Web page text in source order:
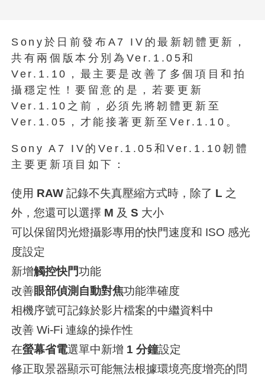
Sony於日前發布A7 IV的最新韌體更新，
共有兩個版本分別為Ver.1.05和
Ver.1.10，最主要是改善了多個項目和拍
攝穩定性！要留意的是，若要更新
Ver.1.10之前，必須先將韌體更新至
Ver.1.05，才能接著更新至Ver.1.10。
Sony A7 IV的Ver.1.05和Ver.1.10韌體
主要更新項目如下：
使用 RAW 記錄不失真壓縮方式時，除了 L 之
外，您還可以選擇 M 及S 大小
可以保留閃光燈攝影專用的快門速度和 ISO 感光
度設定
新增觸控快門功能
改善眼部偵測自動對焦功能準確度
相機序號可記錄於影片檔案的中繼資料中
改善 Wi-Fi 連線的操作性
在螢幕省電選單中新增 1 分鐘設定
修正取景器顯示可能無法根據環境亮度增亮的問